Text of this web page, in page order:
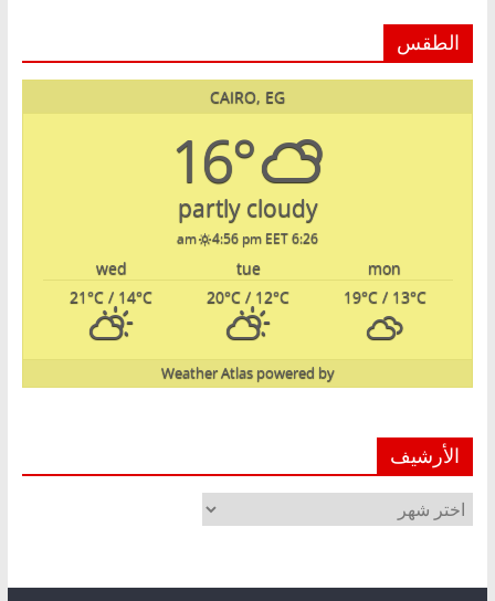
الطقس
CAIRO, EG
16°
partly cloudy
6:26 am
4:56 pm EET
mon
tue
wed
19°C/ 13°C
20°C / 12°C
21°C / 14°C
powered by
Weather Atlas
الأرشيف
الأرشيف